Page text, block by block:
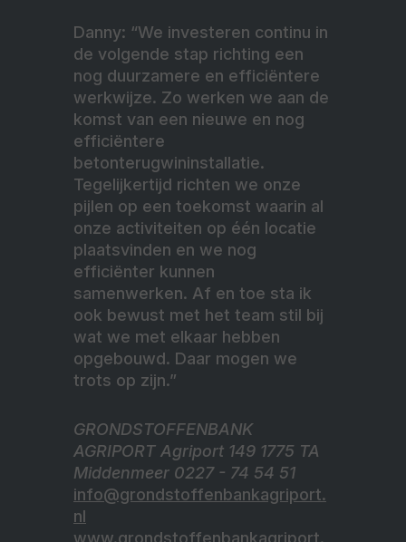
Danny: “We investeren continu in
de volgende stap richting een
nog duurzamere en efficiëntere
werkwijze. Zo werken we aan de
komst van een nieuwe en nog
efficiëntere
betonterugwininstallatie.
Tegelijkertijd richten we onze
pijlen op een toekomst waarin al
onze activiteiten op één locatie
plaatsvinden en we nog
efficiënter kunnen
samenwerken. Af en toe sta ik
ook bewust met het team stil bij
wat we met elkaar hebben
opgebouwd. Daar mogen we
trots op zijn.”
GRONDSTOFFENBANK
AGRIPORT Agriport 149 1775 TA
Middenmeer 0227 - 74 54 51
info@grondstoffenbankagriport.
nl
www.grondstoffenbankagriport.